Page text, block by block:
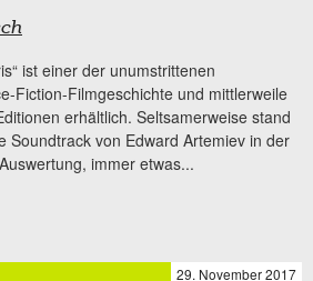
ist einer der unumstrittenen
Fiction-Filmgeschichte und mittlerweile
erhältlich. Seltsamerweise stand
Soundtrack von Edward Artemiev in der
immer etwas...
29. November 2017